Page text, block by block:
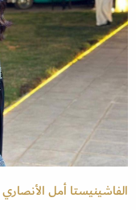
الفاشينيستا أمل